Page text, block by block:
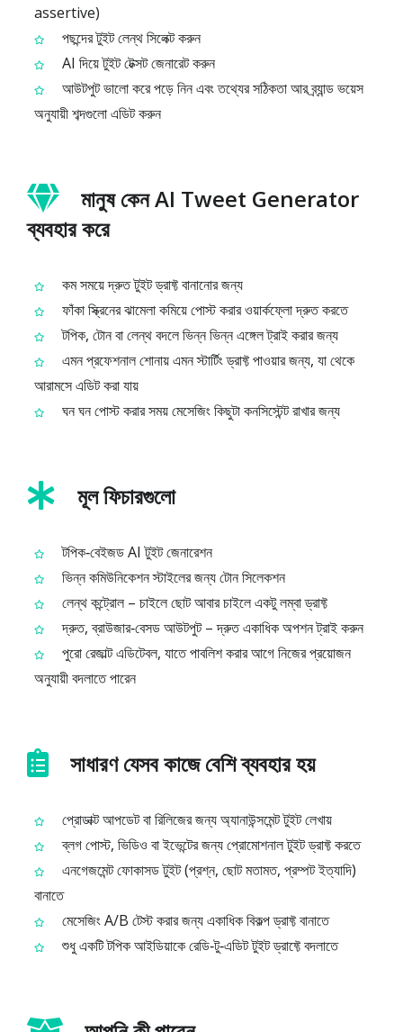
assertive)
পছন্দের টুইট লেন্থ সিলেক্ট করুন
AI দিয়ে টুইট টেক্সট জেনারেট করুন
আউটপুট ভালো করে পড়ে নিন এবং তথ্যের সঠিকতা আর ব্র্যান্ড ভয়েস
অনুযায়ী শব্দগুলো এডিট করুন
মানুষ কেন AI Tweet Generator
ব্যবহার করে
কম সময়ে দ্রুত টুইট ড্রাফ্ট বানানোর জন্য
ফাঁকা স্ক্রিনের ঝামেলা কমিয়ে পোস্ট করার ওয়ার্কফ্লো দ্রুত করতে
টপিক, টোন বা লেন্থ বদলে ভিন্ন ভিন্ন এঙ্গেল ট্রাই করার জন্য
এমন প্রফেশনাল শোনায় এমন স্টার্টিং ড্রাফ্ট পাওয়ার জন্য, যা থেকে
আরামসে এডিট করা যায়
ঘন ঘন পোস্ট করার সময় মেসেজিং কিছুটা কনসিস্টেন্ট রাখার জন্য
মূল ফিচারগুলো
টপিক‑বেইজড AI টুইট জেনারেশন
ভিন্ন কমিউনিকেশন স্টাইলের জন্য টোন সিলেকশন
লেন্থ কন্ট্রোল – চাইলে ছোট আবার চাইলে একটু লম্বা ড্রাফ্ট
দ্রুত, ব্রাউজার‑বেসড আউটপুট – দ্রুত একাধিক অপশন ট্রাই করুন
পুরো রেজাল্ট এডিটেবল, যাতে পাবলিশ করার আগে নিজের প্রয়োজন
অনুযায়ী বদলাতে পারেন
সাধারণ যেসব কাজে বেশি ব্যবহার হয়
প্রোডাক্ট আপডেট বা রিলিজের জন্য অ্যানাউন্সমেন্ট টুইট লেখায়
ব্লগ পোস্ট, ভিডিও বা ইভেন্টের জন্য প্রোমোশনাল টুইট ড্রাফ্ট করতে
এনগেজমেন্ট ফোকাসড টুইট (প্রশ্ন, ছোট মতামত, প্রম্পট ইত্যাদি)
বানাতে
মেসেজিং A/B টেস্ট করার জন্য একাধিক বিকল্প ড্রাফ্ট বানাতে
শুধু একটি টপিক আইডিয়াকে রেডি‑টু‑এডিট টুইট ড্রাফ্টে বদলাতে